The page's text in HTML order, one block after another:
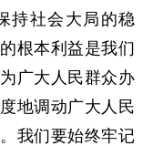
持社会大局的稳
根本利益是我们
广大人民群众办
地调动广大人民
我们要始终牢记